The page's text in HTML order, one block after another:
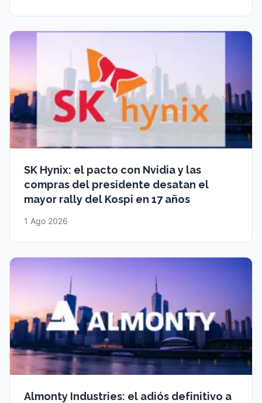
SK Hynix: el pacto con Nvidia y las
compras del presidente desatan el
mayor rally del Kospi en 17 años
1 Ago 2026
Almonty Industries: el adiós definitivo a